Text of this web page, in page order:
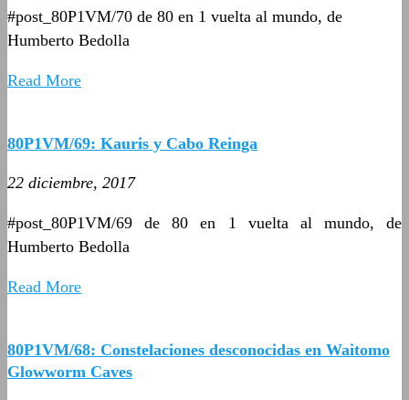
#post_80P1VM/70 de 80 en 1 vuelta al mundo, de
Humberto Bedolla
Read More
80P1VM/69: Kauris y Cabo Reinga
22 diciembre, 2017
#post_80P1VM/69 de 80 en 1 vuelta al mundo, de
Humberto Bedolla
Read More
80P1VM/68: Constelaciones desconocidas en Waitomo
Glowworm Caves